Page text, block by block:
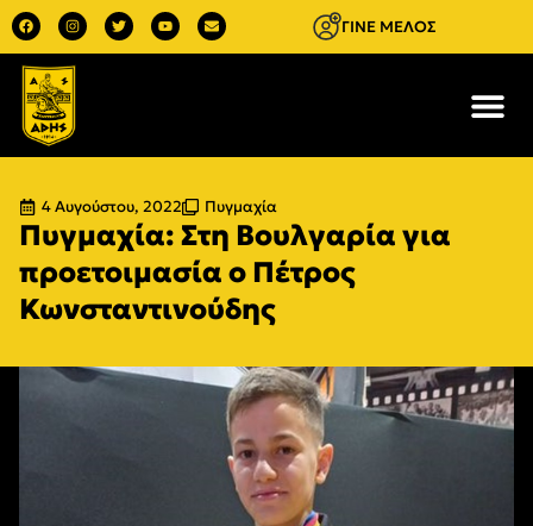
ΓΙΝΕ ΜΕΛΟΣ
4 Αυγούστου, 2022 Πυγμαχία
Πυγμαχία: Στη Βουλγαρία για
προετοιμασία ο Πέτρος
Κωνσταντινούδης